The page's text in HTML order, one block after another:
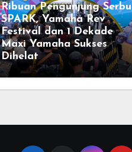
Ribuan Pengunjung Serbu
SPARK, Yamaha Rev
Festival dan 1 Dekade
Maxi Yamaha Sukses
Dihelat